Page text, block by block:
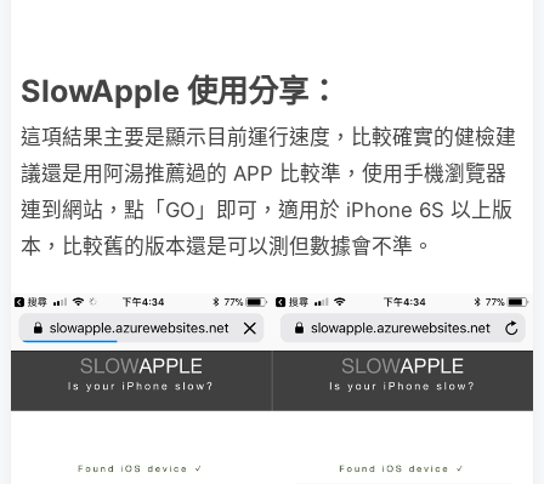
SlowApple 使用分享：
這項結果主要是顯示目前運行速度，比較確實的健檢建
議還是用阿湯推薦過的 APP 比較準，使用手機瀏覽器
連到網站，點「GO」即可，適用於 iPhone 6S 以上版
本，比較舊的版本還是可以測但數據會不準。